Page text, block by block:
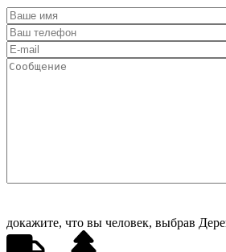
докажите, что вы человек, выбрав